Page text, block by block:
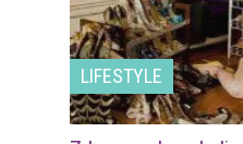
LIFESTYLE